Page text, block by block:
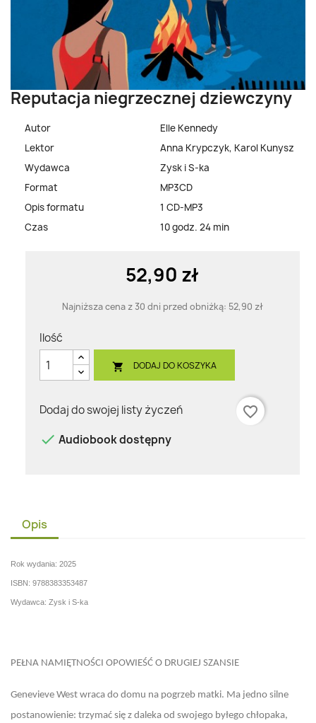
Reputacja niegrzecznej dziewczyny
Autor
Elle Kennedy
Lektor
Anna Krypczyk, Karol Kunysz
Wydawca
Zysk i S-ka
Format
MP3CD
Opis formatu
1 CD-MP3
Czas
10 godz. 24 min
52,90 zł
Najniższa cena z 30 dni przed obniżką: 52,90 zł
Ilość
 DODAJ DO KOSZYKA
Dodaj do swojej listy życzeń
favorite_border
 Audiobook dostępny
Opis
Rok wydania: 2025
ISBN: 9788383353487
Wydawca: Zysk i S-ka
PEŁNA NAMIĘTNOŚCI OPOWIEŚĆ O DRUGIEJ SZANSIE
Genevieve West wraca do domu na pogrzeb matki. Ma jedno silne
postanowienie: trzymać się z daleka od swojego byłego chłopaka,